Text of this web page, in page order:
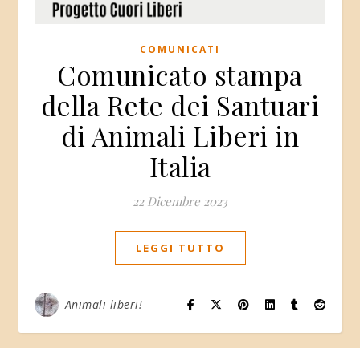
COMUNICATI
Comunicato stampa
della Rete dei Santuari
di Animali Liberi in
Italia
22 Dicembre 2023
LEGGI TUTTO
Animali liberi!